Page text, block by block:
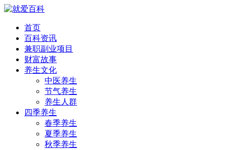
首页
百科资讯
兼职副业项目
财富故事
养生文化
中医养生
节气养生
养生人群
四季养生
春季养生
夏季养生
秋季养生